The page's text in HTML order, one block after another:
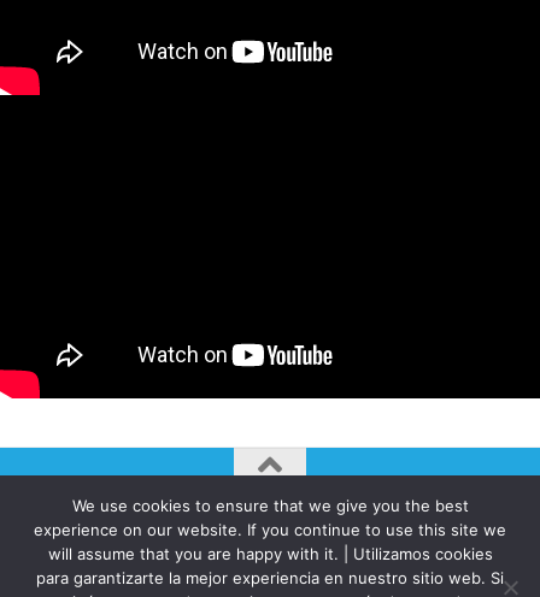
AUTOGIRO/el giro del arte actual © JAVIER MARTINEZ 2026. All
Rights Reserved.
Funciona con - Diseñado con elTema Hueman
We use cookies to ensure that we give you the best
experience on our website. If you continue to use this site we
will assume that you are happy with it. | Utilizamos cookies
para garantizarte la mejor experiencia en nuestro sitio web. Si